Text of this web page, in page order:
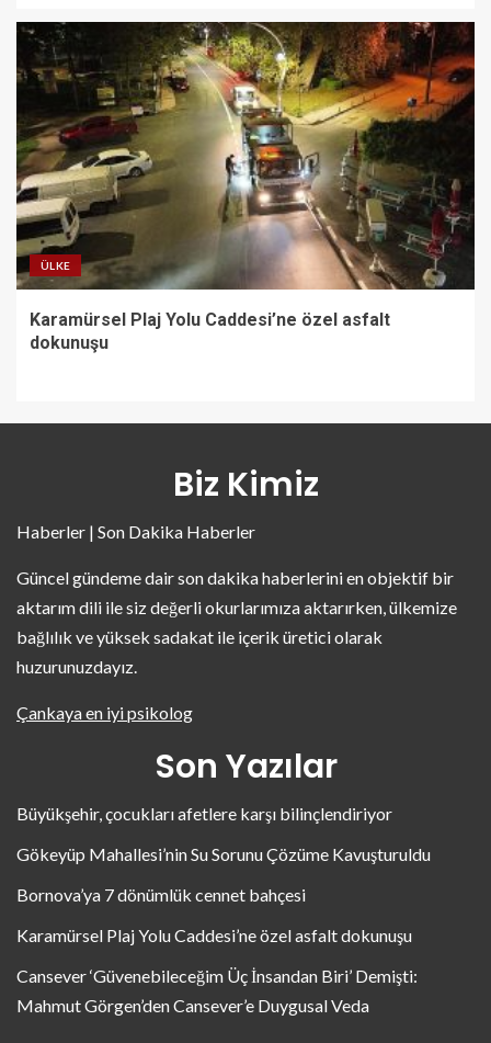
ÜLKE
Karamürsel Plaj Yolu Caddesi’ne özel asfalt
dokunuşu
Biz Kimiz
Haberler | Son Dakika Haberler
Güncel gündeme dair son dakika haberlerini en objektif bir
aktarım dili ile siz değerli okurlarımıza aktarırken, ülkemize
bağlılık ve yüksek sadakat ile içerik üretici olarak
huzurunuzdayız.
Çankaya en iyi psikolog
Son Yazılar
Büyükşehir, çocukları afetlere karşı bilinçlendiriyor
Gökeyüp Mahallesi’nin Su Sorunu Çözüme Kavuşturuldu
Bornova’ya 7 dönümlük cennet bahçesi
Karamürsel Plaj Yolu Caddesi’ne özel asfalt dokunuşu
Cansever ‘Güvenebileceğim Üç İnsandan Biri’ Demişti:
Mahmut Görgen’den Cansever’e Duygusal Veda